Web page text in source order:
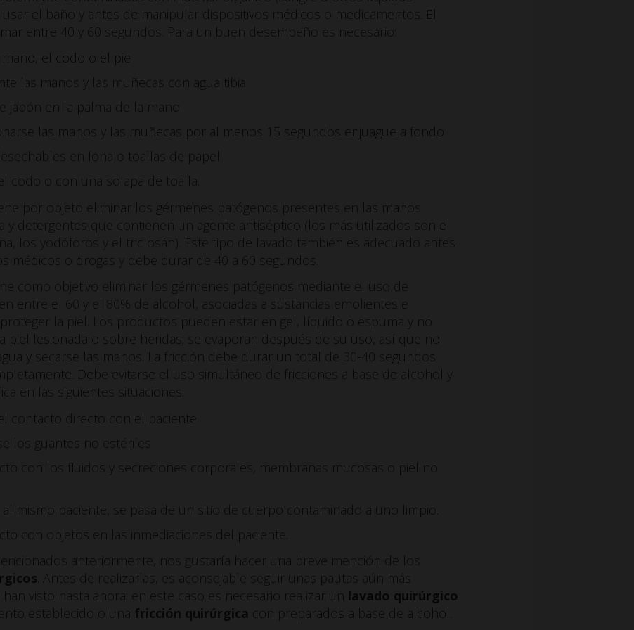
el baño y antes de manipular dispositivos médicos o medicamentos. El
entre 40 y 60 segundos. Para un buen desempeño es necesario:
el codo o el pie
las manos y las muñecas con agua tibia
jabón en la palma de la mano
las manos y las muñecas por al menos 15 segundos enjuague a fondo
en lona o toallas de papel
codo o con una solapa de toalla.
por objeto eliminar los gérmenes patógenos presentes en las manos
y detergentes que contienen un agente antiséptico (los más utilizados son el
los yodóforos y el triclosán). Este tipo de lavado también es adecuado antes
médicos o drogas y debe durar de 40 a 60 segundos.
como objetivo eliminar los gérmenes patógenos mediante el uso de
entre el 60 y el 80% de alcohol, asociadas a sustancias emolientes e
la piel. Los productos pueden estar en gel, líquido o espuma y no
piel lesionada o sobre heridas; se evaporan después de su uso, así que no
y secarse las manos. La fricción debe durar un total de 30-40 segundos
Debe evitarse el uso simultáneo de fricciones a base de alcohol y
en las siguientes situaciones:
contacto directo con el paciente
los guantes no estériles
con los fluidos y secreciones corporales, membranas mucosas o piel no
al mismo paciente, se pasa de un sitio de cuerpo contaminado a uno limpio.
con objetos en las inmediaciones del paciente.
anteriormente, nos gustaría hacer una breve mención de los
. Antes de realizarlas, es aconsejable seguir unas pautas aún más
han visto hasta ahora: en este caso es necesario realizar un lavado quirúrgico
establecido o una fricción quirúrgica con preparados a base de alcohol.